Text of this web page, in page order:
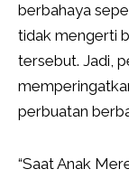
berbahaya
tidak mengerti
tersebut. Jadi,
perbuatan
“Saat Anak